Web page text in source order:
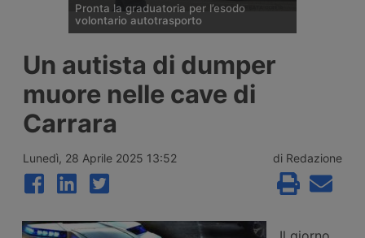
Pronta la graduatoria per l’esodo
volontario autotrasporto
degli Autotrasportatori ha pubblicato
l’elenco delle 133 imprese monoveicolari
ammesse agli incentivi da 15mila euro per
l’uscita volontaria dal mercato, nell’ambito
del bando finanziato con 2 milioni di euro
per il 2026.
Un autista di dumper
muore nelle cave di
Carrara
Lunedì, 28 Aprile 2025 13:52 di Redazione